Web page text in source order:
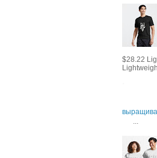
$28.22
...